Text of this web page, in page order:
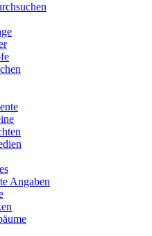
Angaben